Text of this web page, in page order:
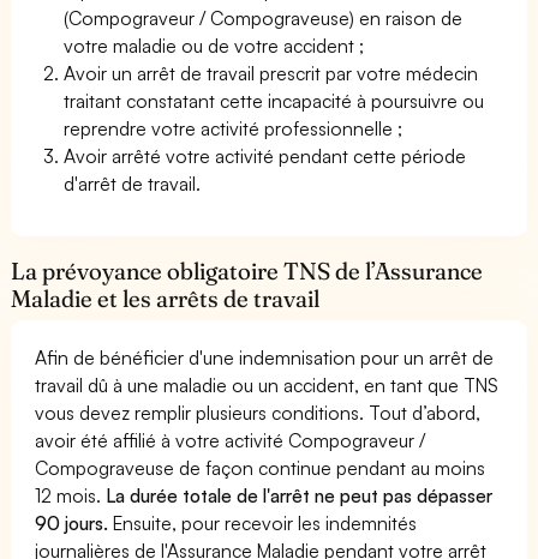
(Compograveur / Compograveuse) en raison de
votre maladie ou de votre accident ;
Avoir un arrêt de travail prescrit par votre médecin
traitant constatant cette incapacité à poursuivre ou
reprendre votre activité professionnelle ;
Avoir arrêté votre activité pendant cette période
d'arrêt de travail.
La prévoyance obligatoire TNS de l’Assurance
Maladie et les arrêts de travail
Afin de bénéficier d'une indemnisation pour un arrêt de
travail dû à une maladie ou un accident, en tant que TNS
vous devez remplir plusieurs conditions. Tout d’abord,
avoir été affilié à votre activité Compograveur /
Compograveuse de façon continue pendant au moins
12 mois. La durée totale de l'arrêt ne peut pas dépasser
90 jours. Ensuite, pour recevoir les indemnités
journalières de l'Assurance Maladie pendant votre arrêt